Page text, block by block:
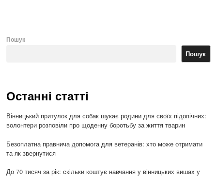
Пошук
Пошук
Останні статті
Вінницький притулок для собак шукає родини для своїх підопічних:
волонтери розповіли про щоденну боротьбу за життя тварин
Безоплатна правнича допомога для ветеранів: хто може отримати
та як звернутися
До 70 тисяч за рік: скільки коштує навчання у вінницьких вишах у